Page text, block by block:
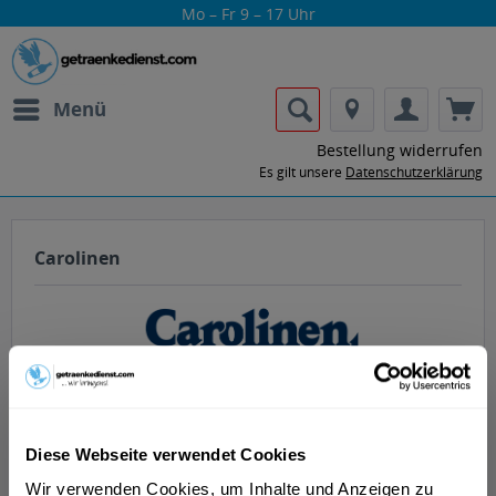
Diese Webseite verwendet Cookies
Wir verwenden Cookies, um Inhalte und Anzeigen zu
Mo – Fr 9 – 17 Uhr
Menü
Bestellung widerrufen
Es gilt unsere Datenschutzerklärung
Carolinen
ins Büro liefern lassen.